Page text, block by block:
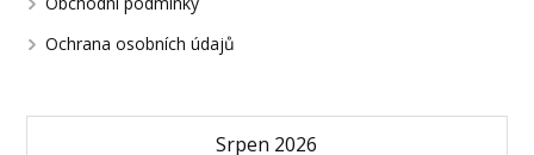
Ochrana osobních údajů
Srpen 2026